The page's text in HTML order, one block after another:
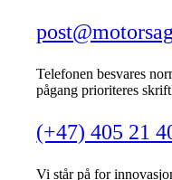
Telefonen besvares
pågang prioriteres
(+47) 405 21
Vi står på for